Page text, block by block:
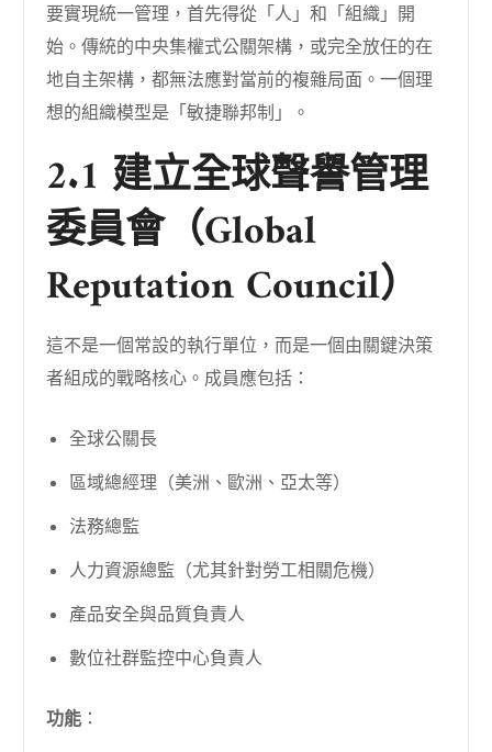
要實現統一管理，首先得從「人」和「組織」開
始。傳統的中央集權式公關架構，或完全放任的在
地自主架構，都無法應對當前的複雜局面。一個理
想的組織模型是「敏捷聯邦制」。
2.1 建立全球聲譽管理
委員會（Global
Reputation Council）
這不是一個常設的執行單位，而是一個由關鍵決策
者組成的戰略核心。成員應包括：
全球公關長
區域總經理（美洲、歐洲、亞太等）
法務總監
人力資源總監（尤其針對勞工相關危機）
產品安全與品質負責人
數位社群監控中心負責人
功能 ：